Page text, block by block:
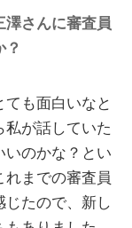
さんに審査員
も面白いなと
が話していた
いのかな？とい
れまでの審査員
たので、新し